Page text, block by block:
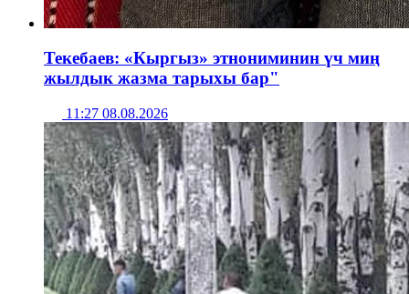
Текебаев: «Кыргыз» этнониминин үч миң
жылдык жазма тарыхы бар"
11:27 08.08.2026